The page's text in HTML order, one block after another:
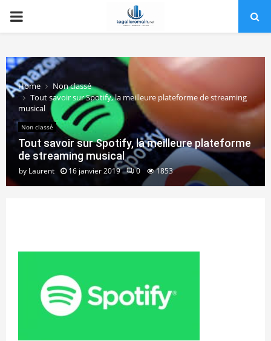
PRIMARY
Home
Non classé
Tout savoir sur Spotify, la meilleure plateforme de streaming
musical
Non classé
Tout savoir sur Spotify, la meilleure plateforme
de streaming musical
by Laurent 16 janvier 2019 0 1853